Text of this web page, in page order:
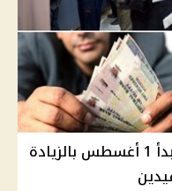
صرف معاشات أغسطس 2026 يبدأ 1 أغسطس بالزيادة